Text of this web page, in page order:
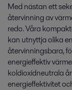
Med nästan ett
återvinning av
redo. Våra
kan utnyttja olika
återvinningsbara,
energieffektiv
koldioxidneutrala
energieffektivitet